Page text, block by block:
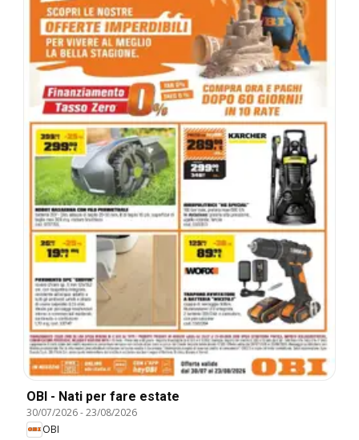
OBI - Nati per fare estate
30/07/2026-23/08/2026
OBI